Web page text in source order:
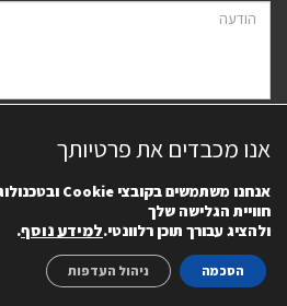
הפרטיותשל האתר. ידוע לי שאוכל לבטל את
אנו מכבדים את פרטיותך
אנחנו משתמשים בקובציCookie
חוויית הגלישה שלך
ולהציג עבורך תוכן רלוונטי.למידע נוסף.
הסכמה ניהול העדפות